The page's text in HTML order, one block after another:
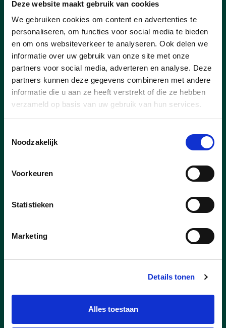
Deze website maakt gebruik van cookies
We gebruiken cookies om content en advertenties te
personaliseren, om functies voor social media te bieden
en om ons websiteverkeer te analyseren. Ook delen we
informatie over uw gebruik van onze site met onze
partners voor social media, adverteren en analyse. Deze
partners kunnen deze gegevens combineren met andere
informatie die u aan ze heeft verstrekt of die ze hebben
verzameld op basis van uw gebruik van hun services.
Noodzakelijk
Voorkeuren
Statistieken
Marketing
Details tonen
Alles toestaan
lees meer
van januari 2025 en maak kennis met
lees meer